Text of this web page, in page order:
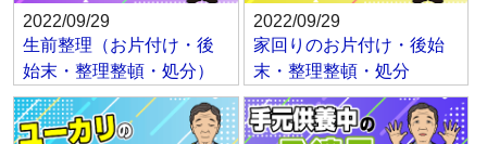
2022/09/29
生前整理（お片付け・後
始末・整理整頓・処分）
2022/09/29
家回りのお片付け・後始
末・整理整頓・処分